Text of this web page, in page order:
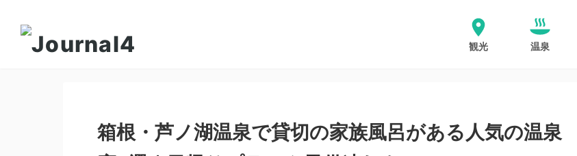
観光 温泉
箱根・芦ノ湖温泉で貸切の家族風呂がある人気の温泉